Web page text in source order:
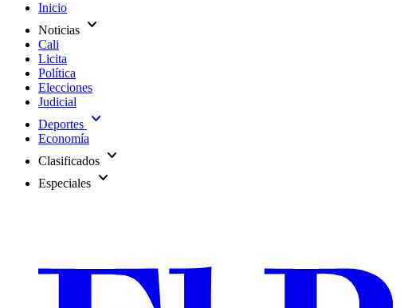
Inicio
Noticias expand_more
Cali
Licita
Política
Elecciones
Judicial
Deportes expand_more
Economía
Clasificados expand_more
Especiales expand_more